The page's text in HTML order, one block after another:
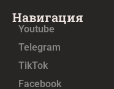
Навигация
Youtube
Telegram
TikTok
Facebook